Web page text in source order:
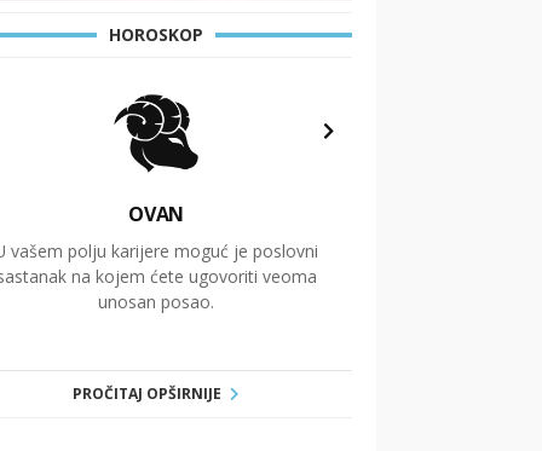
HOROSKOP
OVAN
vašem polju karijere moguć je poslovni
na kojem ćete ugovoriti veoma
unosan posao.
PROČITAJ OPŠIRNIJE